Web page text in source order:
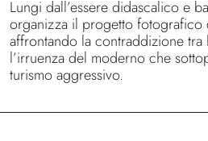
Lungi dall’essere didascalico e
organizza il progetto fotografico
affrontando la contraddizione tra
l’irruenza del moderno che
turismo aggressivo.